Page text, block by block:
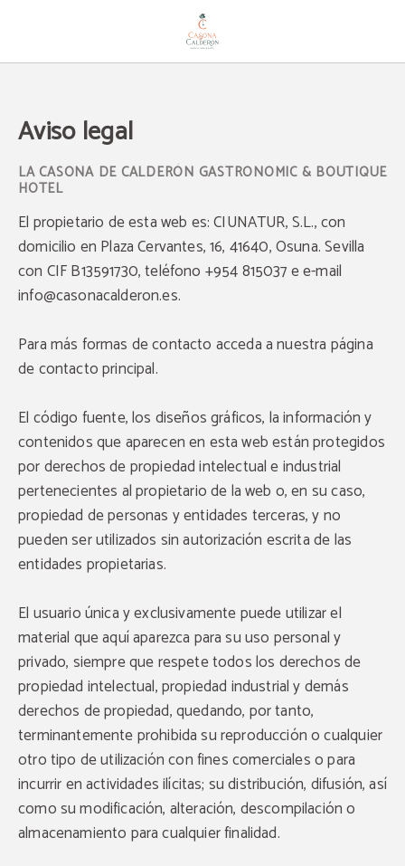
Aviso legal
El propietario de esta web es: CIUNATUR, S.L., con
domicilio en Plaza Cervantes, 16, 41640, Osuna. Sevilla
con CIF B13591730, teléfono +954 815037 e e-mail
info@casonacalderon.es.
Para más formas de contacto acceda a nuestra página
de contacto principal.
El código fuente, los diseños gráficos, la información y
contenidos que aparecen en esta web están protegidos
por derechos de propiedad intelectual e industrial
pertenecientes al propietario de la web o, en su caso,
propiedad de personas y entidades terceras, y no
pueden ser utilizados sin autorización escrita de las
entidades propietarias.
El usuario única y exclusivamente puede utilizar el
material que aquí aparezca para su uso personal y
privado, siempre que respete todos los derechos de
propiedad intelectual, propiedad industrial y demás
derechos de propiedad, quedando, por tanto,
terminantemente prohibida su reproducción o cualquier
otro tipo de utilización con fines comerciales o para
incurrir en actividades ilícitas; su distribución, difusión, así
como su modificación, alteración, descompilación o
almacenamiento para cualquier finalidad.
Apertura piscina
Promoción